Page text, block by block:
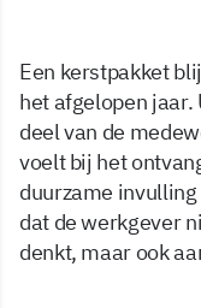
Een kerstpakket
het afgelopen
deel van de
voelt bij het
duurzame
dat de werkgever
denkt, maar ook